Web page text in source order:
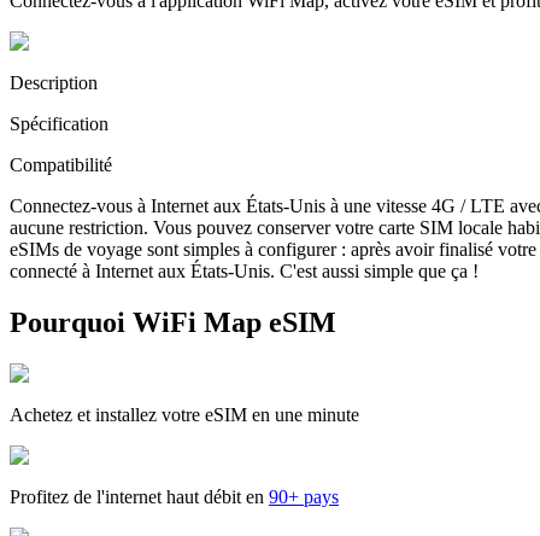
Description
Spécification
Compatibilité
Connectez-vous à Internet aux États-Unis à une vitesse 4G / LTE
aucune restriction. Vous pouvez conserver votre carte SIM locale
eSIMs de voyage sont simples à configurer : après avoir finalisé
connecté à Internet aux États-Unis. C'est aussi simple que ça !
Pourquoi WiFi Map eSIM
Achetez et installez votre eSIM en une minute
Profitez de l'internet haut débit en 90+ pays